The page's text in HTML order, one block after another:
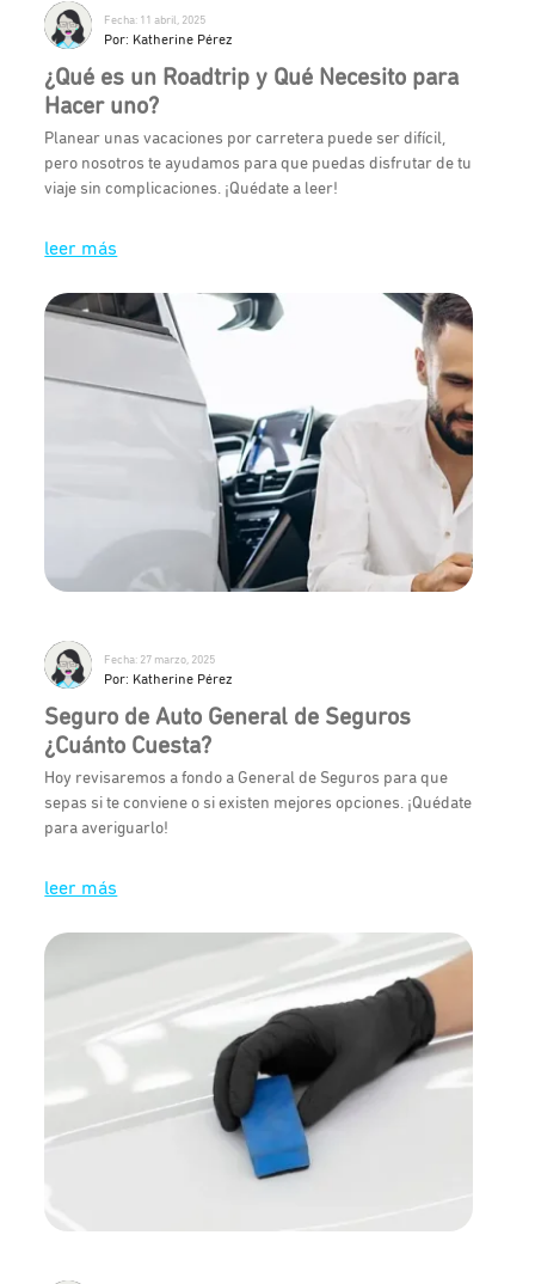
Fecha: 11 abril, 2025
Por: Katherine Pérez
¿Qué es un Roadtrip y Qué Necesito para
Hacer uno?
Planear unas vacaciones por carretera puede ser difícil,
pero nosotros te ayudamos para que puedas disfrutar de tu
viaje sin complicaciones. ¡Quédate a leer!
leer más
Fecha: 27 marzo, 2025
Por: Katherine Pérez
Seguro de Auto General de Seguros
¿Cuánto Cuesta?
Hoy revisaremos a fondo a General de Seguros para que
sepas si te conviene o si existen mejores opciones. ¡Quédate
para averiguarlo!
leer más